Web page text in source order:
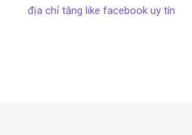
địa chỉ tăng like facebook uy tín